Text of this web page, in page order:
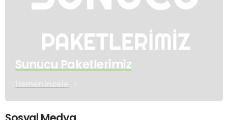
Sunucu Paketlerimiz